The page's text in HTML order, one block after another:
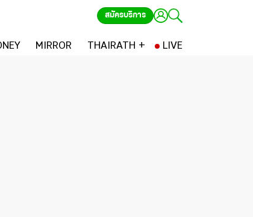
สมัครบริการ
MIRROR THAIRATH + LIVE